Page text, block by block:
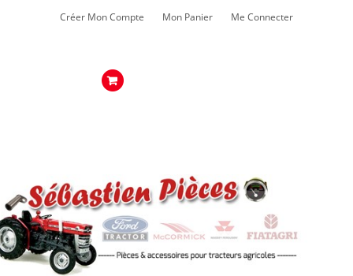
Créer Mon Compte Mon Panier Me Connecter